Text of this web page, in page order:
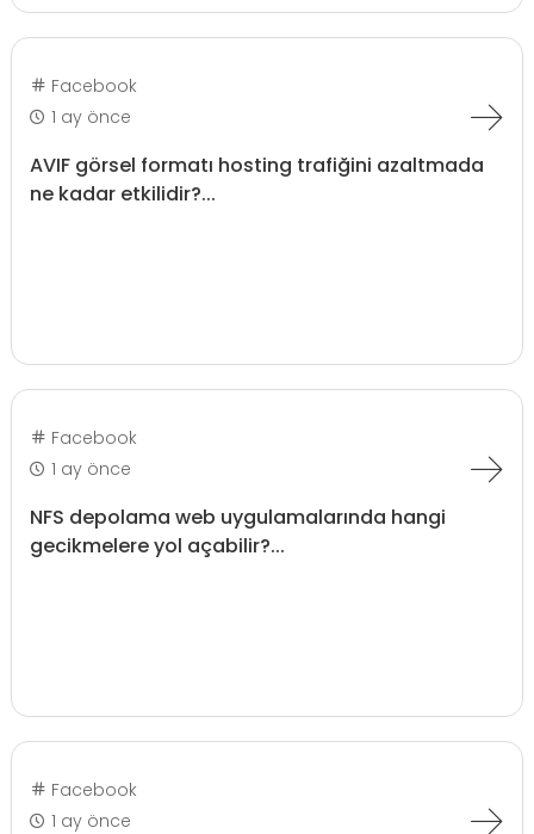
Facebook
1 ay önce
AVIF görsel formatı hosting trafiğini azaltmada
ne kadar etkilidir?...
Facebook
1 ay önce
NFS depolama web uygulamalarında hangi
gecikmelere yol açabilir?...
Facebook
1 ay önce